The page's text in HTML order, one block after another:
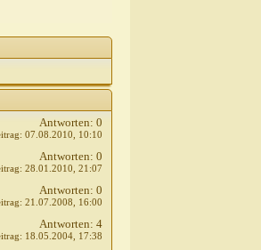
Antworten: 0
07.08.2010, 10:10
Antworten: 0
28.01.2010, 21:07
Antworten: 0
21.07.2008, 16:00
Antworten: 4
18.05.2004, 17:38